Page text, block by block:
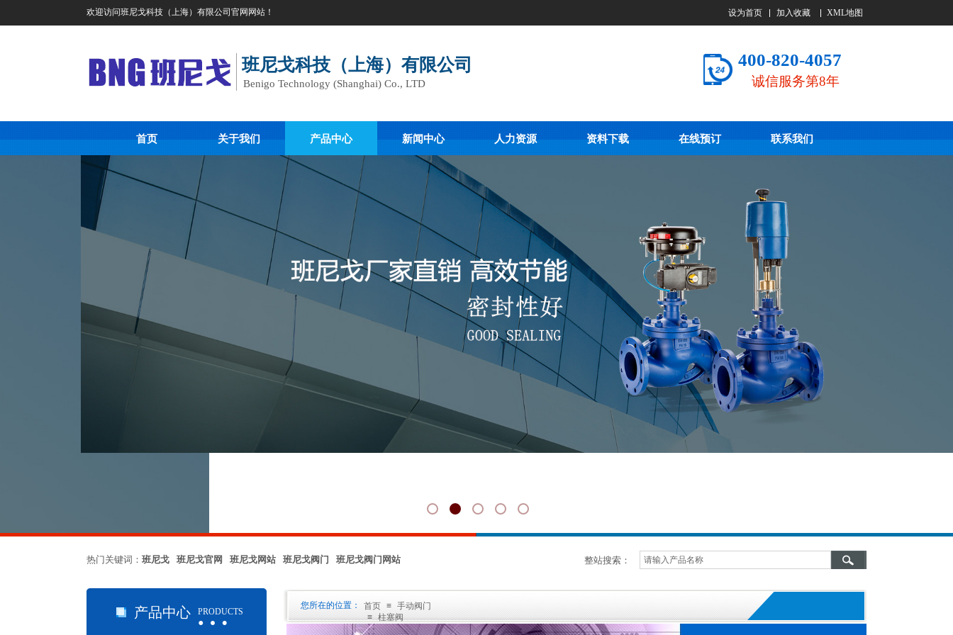
欢迎访问班尼戈科技（上海）有限公司官网网站！ 设为首页 加入收藏 XML地图
400-820-4057
班尼戈科技（上海）有限公司
诚信服务第8年
Benigo Technology (Shanghai) Co., LTD
首页 关于我们 产品中心 新闻中心 人力资源 资料下载 在线预订 联系我们
热门关键词： 班尼戈 班尼戈官网 班尼戈网站 班尼戈阀门 班尼戈阀门网站 整站搜索：
… 您所在的位置： 首页 ≡ 手动阀门
≡ 柱塞阀
产品中心 PRODUCTS